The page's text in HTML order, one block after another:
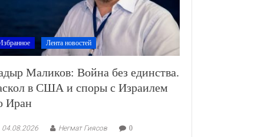
Лента новостей
Маликов: Война без единства.
в США и споры с Израилем
Иран
04.08.2026 Негмат Гиясов 0